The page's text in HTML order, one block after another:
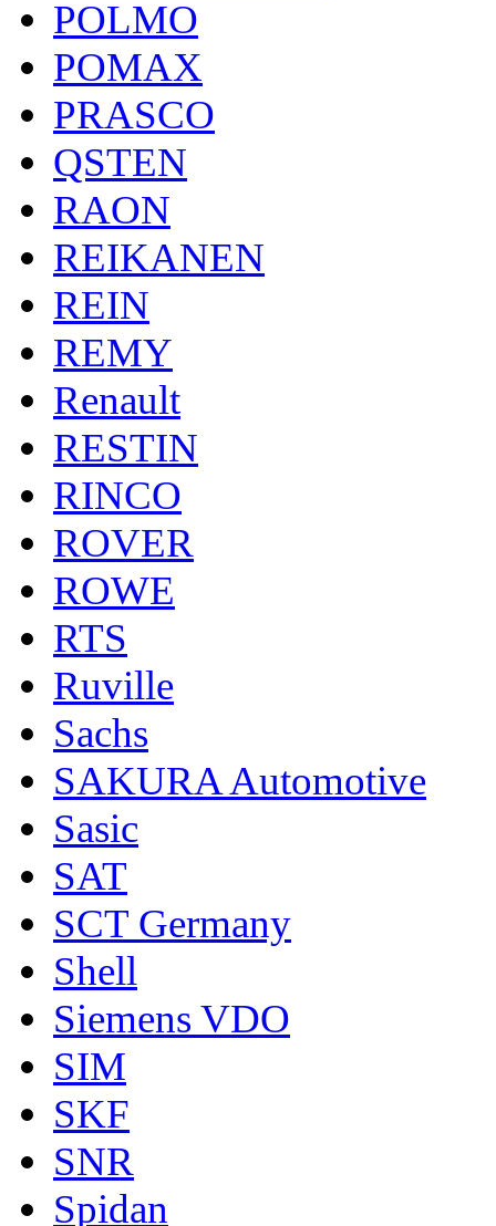
POLMO
POMAX
PRASCO
QSTEN
RAON
REIKANEN
REIN
REMY
Renault
RESTIN
RINCO
ROVER
ROWE
RTS
Ruville
Sachs
SAKURA Automotive
Sasic
SAT
SCT Germany
Shell
Siemens VDO
SIM
SKF
SNR
Spidan